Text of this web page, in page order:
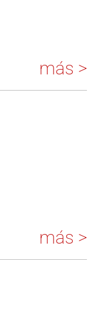
más >
más >